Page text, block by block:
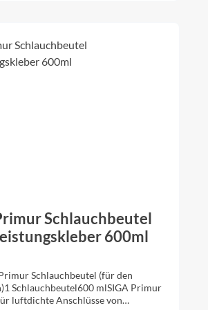
Kraftpapiere, Aluminium-
Bahnen / Dampfsperr-Bahnen
Dämmung und Dachsanierung
Schlauchbeutel
600ml
Schlauchbeutel (für den
mlSIGA Primur
luftdichte Anschlüsse von